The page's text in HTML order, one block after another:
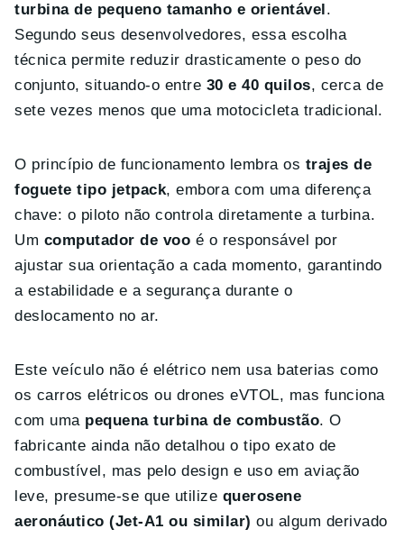
turbina de pequeno tamanho e orientável .
Segundo seus desenvolvedores, essa escolha
técnica permite reduzir drasticamente o peso do
conjunto, situando-o entre 30 e 40 quilos, cerca de
sete vezes menos que uma motocicleta tradicional.
O princípio de funcionamento lembra os trajes de
foguete tipo jetpack, embora com uma diferença
chave: o piloto não controla diretamente a turbina.
Um computador de voo é o responsável por
ajustar sua orientação a cada momento, garantindo
a estabilidade e a segurança durante o
deslocamento no ar.
Este veículo não é elétrico nem usa baterias como
os carros elétricos ou drones eVTOL, mas funciona
com uma pequena turbina de combustão. O
fabricante ainda não detalhou o tipo exato de
combustível, mas pelo design e uso em aviação
leve, presume-se que utilize querosene
aeronáutico (Jet-A1 ou similar) ou algum derivado